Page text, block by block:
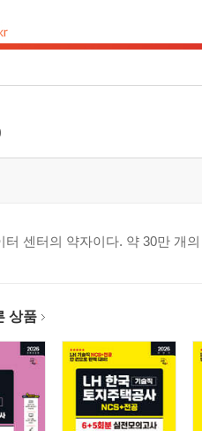
터 센터의 약자이다. 약 30만 개
상품